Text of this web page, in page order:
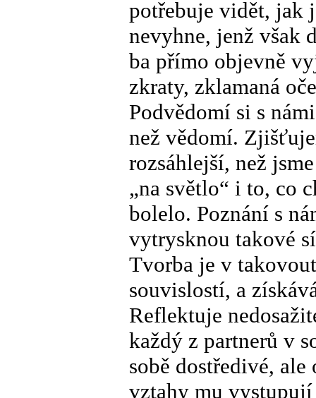
potřebuje vidět, jak
nevyhne, jenž však
ba přímo objevně
zkraty, zklamaná
Podvědomí si s
než vědomí.
rozsáhlejší, než
„na světlo“ i to, co
bolelo. Poznání s
vytrysknou takové
Tvorba je v
souvislostí, a
Reflektuje
každý z partnerů v
sobě dostředivé,
vztahy mu